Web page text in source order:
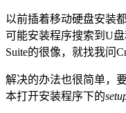
以前插着移动硬盘安装
可能安装程序搜索到U盘
Suite的很像，就找我问
解决的办法也很简单，
本打开安装程序下的